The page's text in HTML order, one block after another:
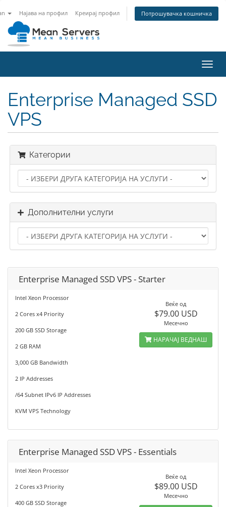
Најава на профил Креирај профил Потрошувачка кошничка
ја
Enterprise Managed SSD
VPS
Категории
Дополнителни услуги
Enterprise Managed SSD VPS - Starter
Intel Xeon Processor
2 Cores x4 Priority
200 GB SSD Storage
2 GB RAM
3,000 GB Bandwidth
2 IP Addresses
/64 Subnet IPv6 IP Addresses
KVM VPS Technology
Веќе од
$79.00 USD
Месечно
НАРАЧАЈ ВЕДНАШ
Enterprise Managed SSD VPS - Essentials
Intel Xeon Processor
2 Cores x3 Priority
400 GB SSD Storage
Веќе од
$89.00 USD
Месечно